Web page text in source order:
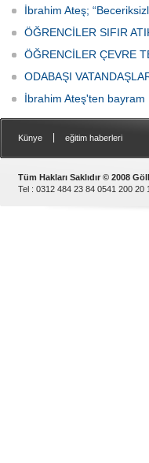
İbrahim Ateş;
ÖĞRENCİLER SIFIR
ÖĞRENCİLER ÇEVRE
ODABAŞI
İbrahim Ateş'ten bayram
Künye eğitim haberleri
Tüm Hakları Saklıdır © 2008
Tel : 0312 484 23 84 0541 200